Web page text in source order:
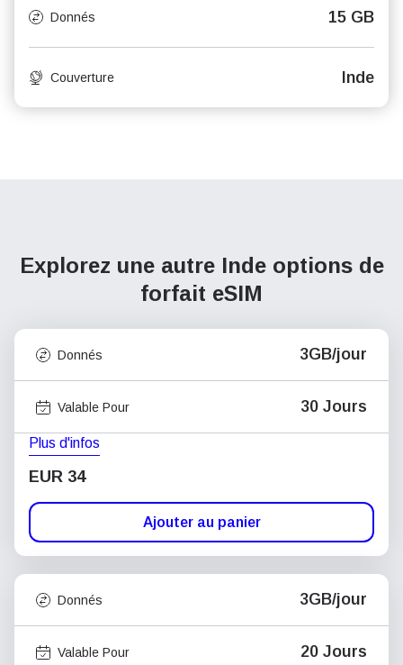
Donnés 15 GB
Couverture Inde
Explorez une autre Inde options de
forfait eSIM
Donnés 3GB/jour
Valable Pour 30 Jours
Plus d'infos
EUR 34
Ajouter au panier
Donnés 3GB/jour
Valable Pour 20 Jours